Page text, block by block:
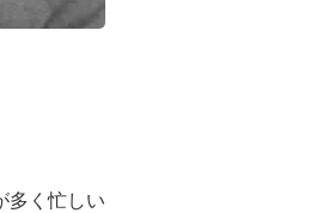
多く忙しい